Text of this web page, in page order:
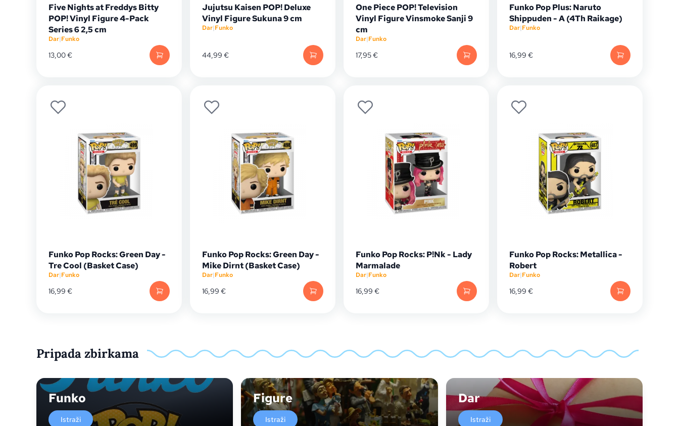
Five Nights at Freddys Bitty
POP! Vinyl Figure 4-Pack
Series 6 2,5 cm
Dar|Funko
13,00€
Jujutsu Kaisen POP! Deluxe
Vinyl Figure Sukuna 9 cm
Dar|Funko
44,99 €
One Piece POP! Television
Vinyl Figure Vinsmoke Sanji 9
cm
Dar|Funko
17,95€
Funko Pop Plus: Naruto
Shippuden - A (4Th Raikage)
Dar|Funko
16,99 €
Funko Pop Rocks: Green Day -
Tre Cool (Basket Case)
Dar|Funko
16,99 €
Funko Pop Rocks: Green Day -
Mike Dirnt (Basket Case)
Dar|Funko
16,99 €
Funko Pop Rocks: P!Nk - Lady
Marmalade
Dar|Funko
16,99 €
Funko Pop Rocks: Metallica -
Robert
Dar|Funko
16,99 €
Pripada zbirkama
Funko
Istraži
Figure
Istraži
Dar
Istraži